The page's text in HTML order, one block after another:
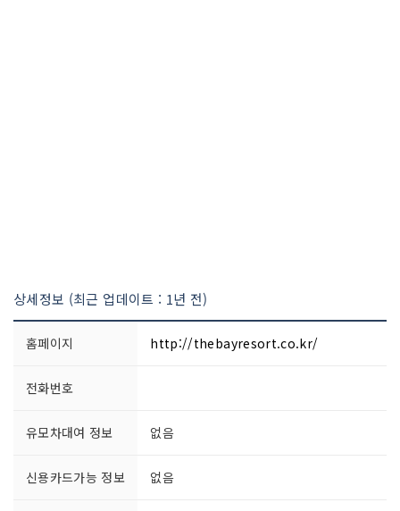
상세정보 (최근 업데이트 : 1년 전)
홈페이지 http://thebayresort.co.kr/
전화번호
유모차대여 정보 없음
신용카드가능 정보 없음